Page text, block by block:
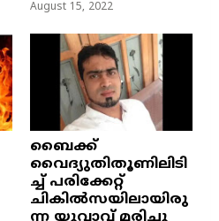
August 15, 2022
ബൈക്ക്
വൈദ്യുതിതൂണിലിടി
ച്ച്‌ പരിക്കേറ്റ്
ചികില്‍സയിലായിരു
ന്ന യുവാവ് മരിച്ചു